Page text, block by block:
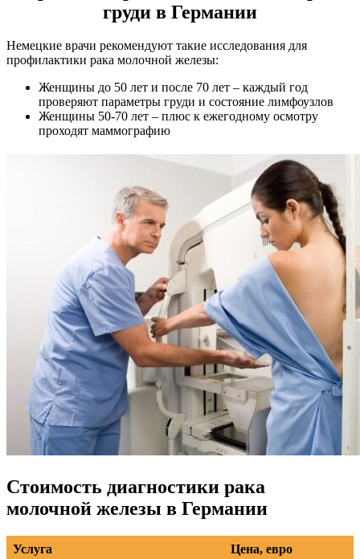
груди в Германии
Немецкие врачи рекомендуют такие исследования для
профилактики рака молочной железы:
Женщины до 50 лет и после 70 лет – каждый год
проверяют параметры груди и состояние лимфоузлов
Женщины 50-70 лет – плюс к ежегодному осмотру
проходят маммографию
Стоимость диагностики рака
молочной железы в Германии
Услуга Цена, евро